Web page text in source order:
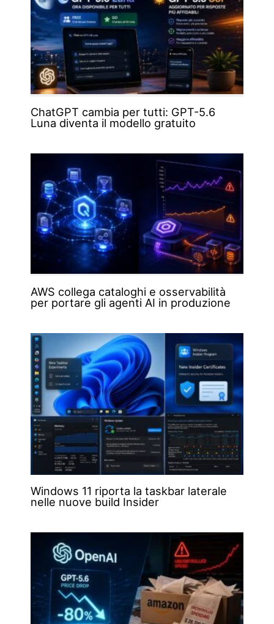
ChatGPT cambia per tutti: GPT-5.6
Luna diventa il modello gratuito
AWS collega cataloghi e osservabilità
per portare gli agenti AI in produzione
Windows 11 riporta la taskbar laterale
nelle nuove build Insider